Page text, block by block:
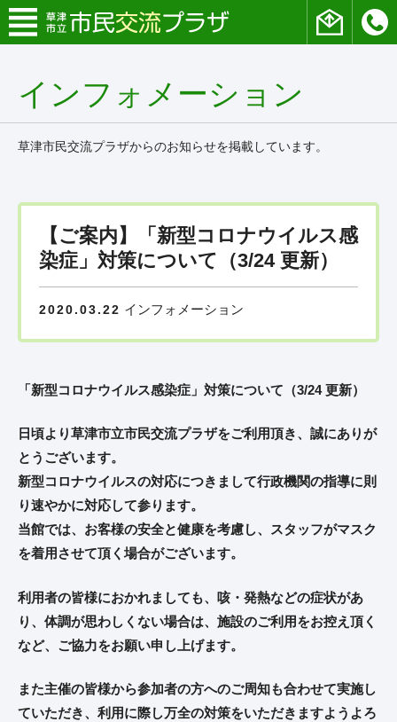
インフォメーション
草津市民交流プラザからのお知らせを掲載しています。
【ご案内】「新型コロナウイルス感
染症」対策について（3/24 更新）
2020.03.22 インフォメーション
「新型コロナウイルス感染症」対策について（3/24 更新）
日頃より草津市立市民交流プラザをご利用頂き、誠にありが
とうございます。
新型コロナウイルスの対応につきまして行政機関の指導に則
り速やかに対応して参ります。
当館では、お客様の安全と健康を考慮し、スタッフがマスク
を着用させて頂く場合がございます。
利用者の皆様におかれましても、咳・発熱などの症状があ
り、体調が思わしくない場合は、 施設のご利用をお控え頂く
など、ご協力をお願い申し上げます。
また主催の皆様から参加者の方へのご周知も合わせて実施し
ていただき、利用に際し万全の対策をいただきますようよろ